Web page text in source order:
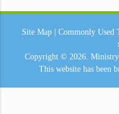
Site Map Commonly Used
Copyright © 2026. Ministry
This website has been